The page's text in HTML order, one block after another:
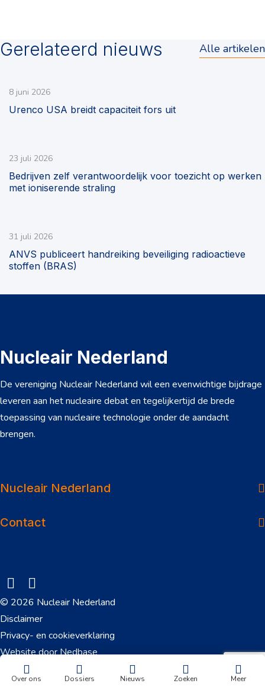
Over ons Dossiers Nieuws Zoeken Meer
Gerelateerd nieuws Alle artikelen
Urenco USA breidt capaciteit fors uit
8 juni 2026
Bedrijven zelf verantwoordelijk voor toezicht op werken
met ioniserende straling
23 juli 2026
ANVS publiceert handreiking beveiliging radioactieve
stoffen (BRAS)
31 juli 2026
Nucleair Nederland
De vereniging Nucleair Nederland wil een evenwichtige bijdrage
leveren aan het nucleaire debat en tegelijkertijd de brede
toepassing van nucleaire technologie onder de aandacht
brengen.
Nucleair Nederland
Contact
© 2026 Nucleair Nederland
Disclaimer
Privacy- en cookieverklaring
Website doorNedbase